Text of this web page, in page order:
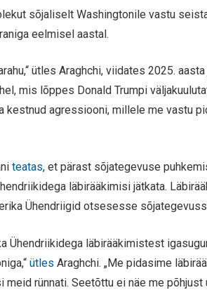
sõjaliselt Washingtonile vastu
eelmisel aastal.
ütles Araghchi, viidates 2025.
mis lõppes Donald Trumpi
kestnud agressiooni, millele me vastu
teatas, et pärast sõjategevuse
läbirääkimisi jätkata.
Ühendriigid otsesesse
Ühendriikidega läbirääkimistest
ütlesAraghchi. „Me pidasime
rünnati. Seetõttu ei näe me põhjust